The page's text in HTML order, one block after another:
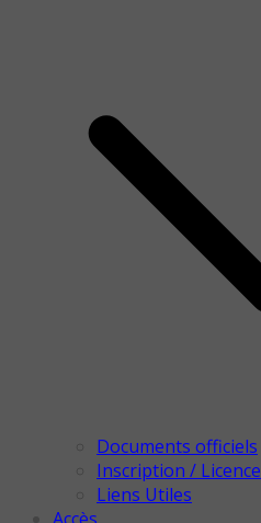
Documents officiels
Inscription / Licence
Liens Utiles